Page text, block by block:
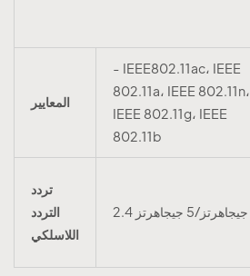
المعايير
- IEEE802.11ac، IEEE
802.11a، IEEE 802.11n،
IEEE 802.11g، IEEE
802.11b
تردد
التردد
اللاسلكي
2.4 جيجاهرتز/5 جيجاهرتز